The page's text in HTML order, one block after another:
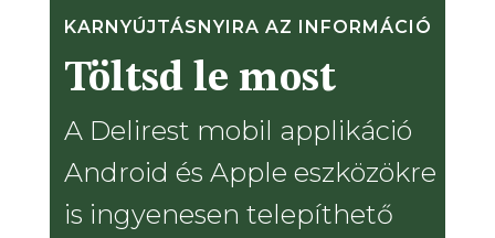
KARNYÚJTÁSNYIRA AZ INFORMÁCIÓ
Töltsd le most
A Delirest mobil applikáció
Android és Apple eszközökre
is ingyenesen telepíthető